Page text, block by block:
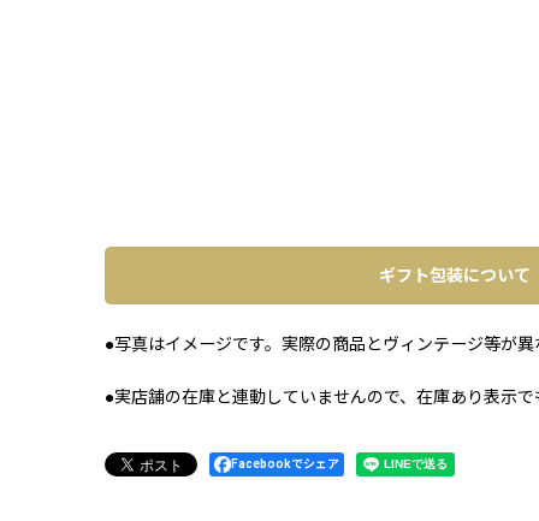
ギフト包装について
●写真はイメージです。実際の商品とヴィンテージ等が
●実店舗の在庫と連動していませんので、在庫あり表示
Facebookでシェア